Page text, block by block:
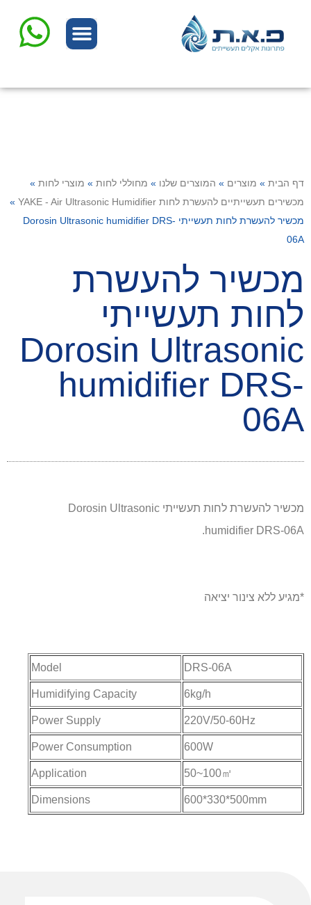
דף הבית » מוצרים » המוצרים שלנו » מחוללי לחות » מוצרי לחות »
מכשירים תעשייתיים להעשרת לחות YAKE - Air Ultrasonic Humidifier
»
מכשיר להעשרת לחות תעשייתי Dorosin Ultrasonic humidifier DRS-
06A
מכשיר להעשרת
לחות תעשייתי
Dorosin Ultrasonic
humidifier DRS-
06A
מכשיר להעשרת לחות תעשייתי Dorosin Ultrasonic
humidifier DRS-06A.
*מגיע ללא צינור יציאה
Model DRS-06A
Humidifying Capacity 6kg/h
Power Supply 220V/50-60Hz
Power Consumption 600W
Application 50~100㎡
Dimensions 600*330*500mm